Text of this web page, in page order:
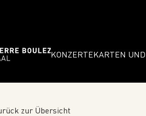
KONZERTEKARTEN
zur Übersicht